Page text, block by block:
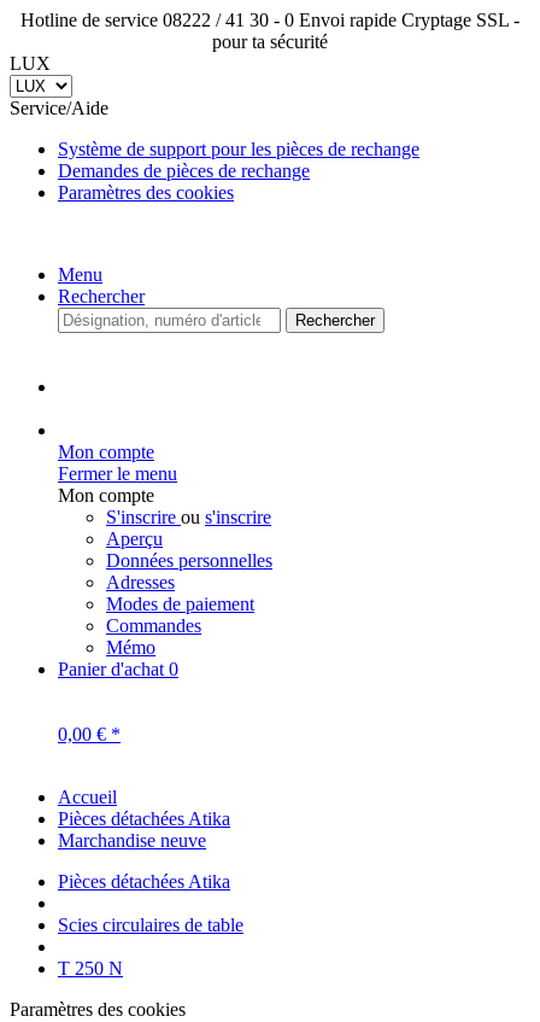
Hotline de service 08222 / 41 30 - 0 Envoi rapide
Cryptage
SSL - pour ta sécurité
LUX
Service/Aide
Système de support pour les pièces de rechange
Demandes de pièces de rechange
Paramètres des cookies
Menu
Rechercher
Fermer le menu
Mon compte
S'inscrire
Aperçu
Données personnelles
Adresses
Modes de paiement
Commandes
Mémo
Panier d'achat
Marchandise neuve
Pièces détachées Atika
Scies circulaires de table
T 250 N
Paramètres des cookies
Ce site utilise des cookies qui sont nécessaires au fonctionnement